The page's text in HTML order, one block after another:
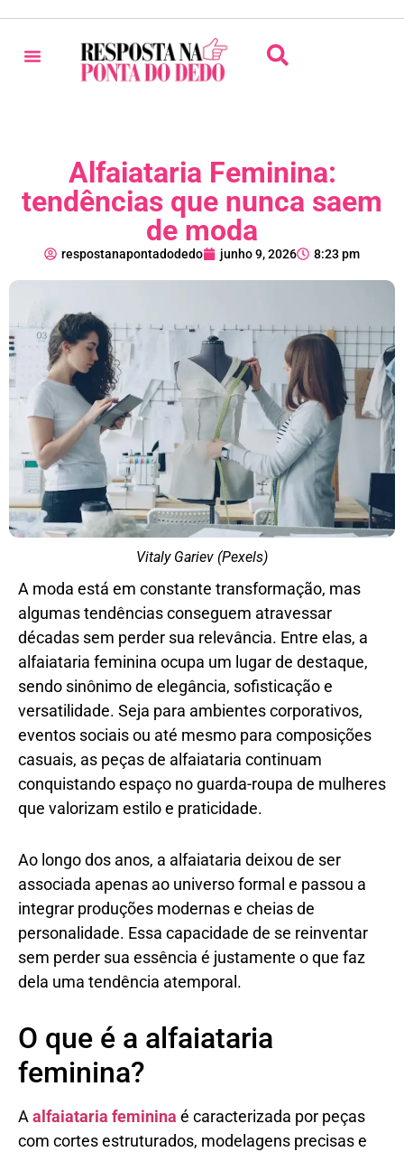
Alfaiataria Feminina:
tendências que nunca saem
de moda
respostanapontadodedo junho 9, 2026 8:23 pm
Vitaly Gariev (Pexels)
A moda está em constante transformação, mas
algumas tendências conseguem atravessar
décadas sem perder sua relevância. Entre elas, a
alfaiataria feminina ocupa um lugar de destaque,
sendo sinônimo de elegância, sofisticação e
versatilidade. Seja para ambientes corporativos,
eventos sociais ou até mesmo para composições
casuais, as peças de alfaiataria continuam
conquistando espaço no guarda-roupa de mulheres
que valorizam estilo e praticidade.
Ao longo dos anos, a alfaiataria deixou de ser
associada apenas ao universo formal e passou a
integrar produções modernas e cheias de
personalidade. Essa capacidade de se reinventar
sem perder sua essência é justamente o que faz
dela uma tendência atemporal.
O que é a alfaiataria
feminina?
Aalfaiataria feminina é caracterizada por peças
com cortes estruturados, modelagens precisas e